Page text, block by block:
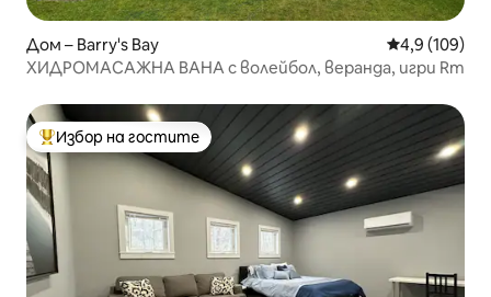
Дом – Barry's Bay Средна
4,9 (109)
ХИДРОМАСАЖНА ВАНА с волейбол, веранда, игри Rm
Най-популярен избор на гостите
Избор на гостите